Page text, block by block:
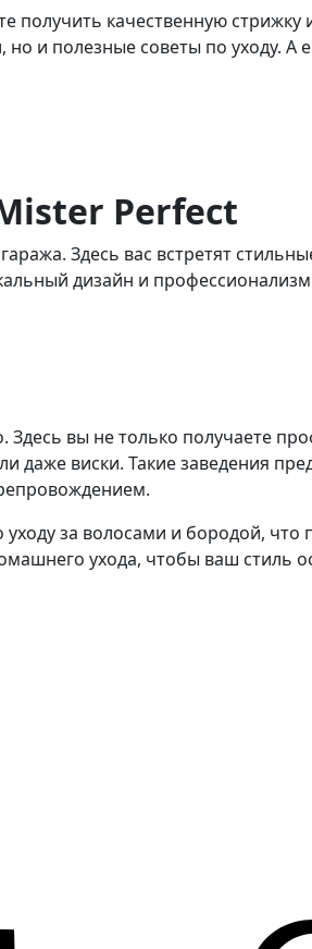
качественную стрижку
и полезные советы по уходу.
Perfect
Здесь вас встретят
дизайн и
вы не только получаете
виски. Такие заведения
за волосами и бородой,
ухода, чтобы ваш стиль